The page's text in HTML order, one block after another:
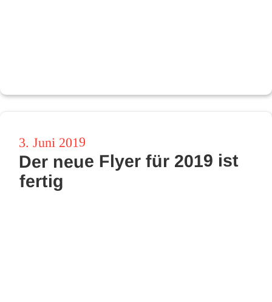
Veröffentlicht
am
3. Juni 2019
Der neue Flyer für 2019 ist
fertig